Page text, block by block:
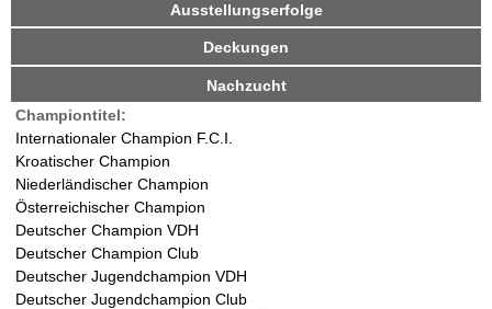
W
a
l
d
-
i
r
R
Ausstellungserfolge
Deckungen
Nachzucht
Championtitel:
Internationaler Champion F.C.I.
Kroatischer Champion
Niederländischer Champion
Österreichischer Champion
Deutscher Champion VDH
Deutscher Champion Club
Deutscher Jugendchampion VDH
Deutscher Jugendchampion Club